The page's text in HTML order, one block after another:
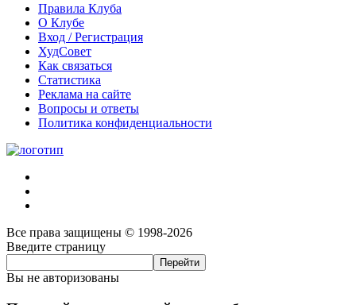
Правила Клуба
О Клубе
Вход / Регистрация
ХудСовет
Как связаться
Статистика
Реклама на сайте
Вопросы и ответы
Политика конфиденциальности
Все права защищены © 1998-2026
Введите страницу
Вы не авторизованы